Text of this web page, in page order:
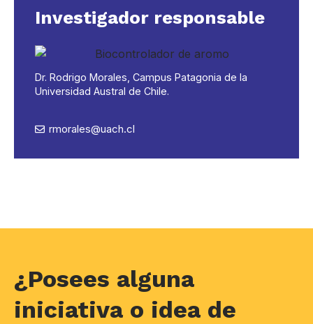
Investigador responsable
Dr. Rodrigo Morales, Campus Patagonia de la
Universidad Austral de Chile.
rmorales@uach.cl
¿Posees alguna
iniciativa o idea de